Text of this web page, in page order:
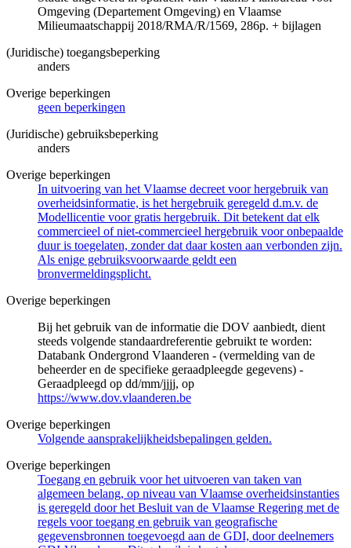
Omgeving (Departement Omgeving) en Vlaamse
Milieumaatschappij 2018/RMA/R/1569, 286p. + bijlagen
(Juridische) toegangsbeperking
anders
Overige beperkingen
geen beperkingen
(Juridische) gebruiksbeperking
anders
Overige beperkingen
In uitvoering van het Vlaamse decreet voor hergebruik van
overheidsinformatie, is het hergebruik geregeld d.m.v. de
Modellicentie voor gratis hergebruik. Dit betekent dat elk
commercieel of niet-commercieel hergebruik voor onbepaalde
duur is toegelaten, zonder dat daar kosten aan verbonden zijn.
Als enige gebruiksvoorwaarde geldt een
bronvermeldingsplicht.
Overige beperkingen
Bij het gebruik van de informatie die DOV aanbiedt, dient
steeds volgende standaardreferentie gebruikt te worden:
Databank Ondergrond Vlaanderen - (vermelding van de
beheerder en de specifieke geraadpleegde gegevens) -
Geraadpleegd op dd/mm/jjjj, op
https://www.dov.vlaanderen.be
Overige beperkingen
Volgende aansprakelijkheidsbepalingen gelden.
Overige beperkingen
Toegang en gebruik voor het uitvoeren van taken van
algemeen belang, op niveau van Vlaamse overheidsinstanties
is geregeld door het Besluit van de Vlaamse Regering met de
regels voor toegang en gebruik van geografische
gegevensbronnen toegevoegd aan de GDI, door deelnemers